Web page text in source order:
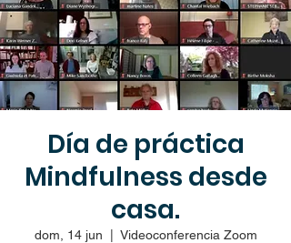
Día de práctica
Mindfulness desde
casa.
dom, 14 jun Videoconferencia Zoom